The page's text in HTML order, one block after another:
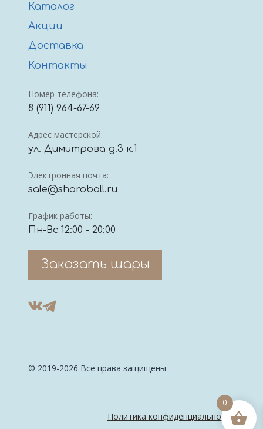
Каталог
Акции
Доставка
Контакты
Номер телефона:
8 (911) 964-67-69
Адрес мастерской:
ул. Димитрова д.3 к.1
Электронная почта:
sale@sharoball.ru
График работы:
Пн-Вс 12:00 - 20:00
Заказать шары
© 2019-2026 Все права защищены
Политика конфиденциальности
0